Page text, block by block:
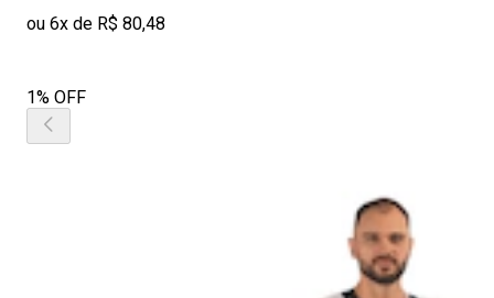
ou 6x de R$ 80,48
1% OFF